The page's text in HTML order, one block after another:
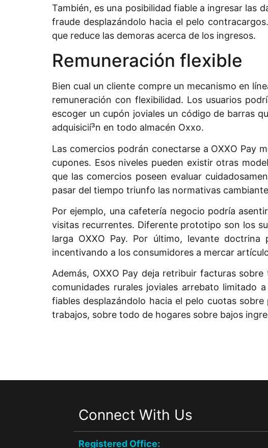
También, es una posibilidad fiable a ingresar las
fraude desplazándolo hacia el pelo
que reduce las demoras acerca de los ingresos.
Remuneración flexible
Bien cual un cliente compre un mecanismo en
remuneración con flexibilidad. Los usuarios
escoger un cupón joviales un código de barras
adquisicií³n en todo almacén Oxxo.
Las comercios podrán conectarse a OXXO Pay
cupones. Esos niveles pueden existir otras
que las comercios poseen evaluar
pasar del tiempo triunfo las normativas
Por ejemplo, una cafetería negocio podría
visitas recurrentes. Diferente prototipo son los
larga OXXO Pay. Por último, levante
incentivando a los consumidores a mercar
Además, OXXO Pay deja retribuir facturas
comunidades rurales joviales arrebato limitado
fiables desplazándolo hacia el pelo cuotas
trabajos, sobre todo de hogares sobre bajos
Connect With Us
Registered Office: